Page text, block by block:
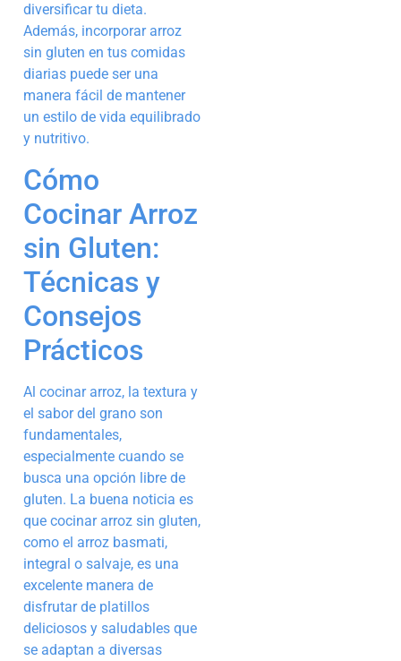
diversificar tu dieta.
Además, incorporar arroz
sin gluten en tus comidas
diarias puede ser una
manera fácil de mantener
un estilo de vida equilibrado
y nutritivo.
Cómo
Cocinar Arroz
sin Gluten:
Técnicas y
Consejos
Prácticos
Al cocinar arroz, la textura y
el sabor del grano son
fundamentales,
especialmente cuando se
busca una opción libre de
gluten. La buena noticia es
que cocinar arroz sin gluten,
como el arroz basmati,
integral o salvaje, es una
excelente manera de
disfrutar de platillos
deliciosos y saludables que
se adaptan a diversas